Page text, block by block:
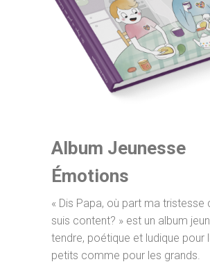
Album Jeunesse
Émotions
« Dis Papa, où part ma tristesse
suis content? » est un album
tendre, poétique et ludique pour
petits comme pour les grands.